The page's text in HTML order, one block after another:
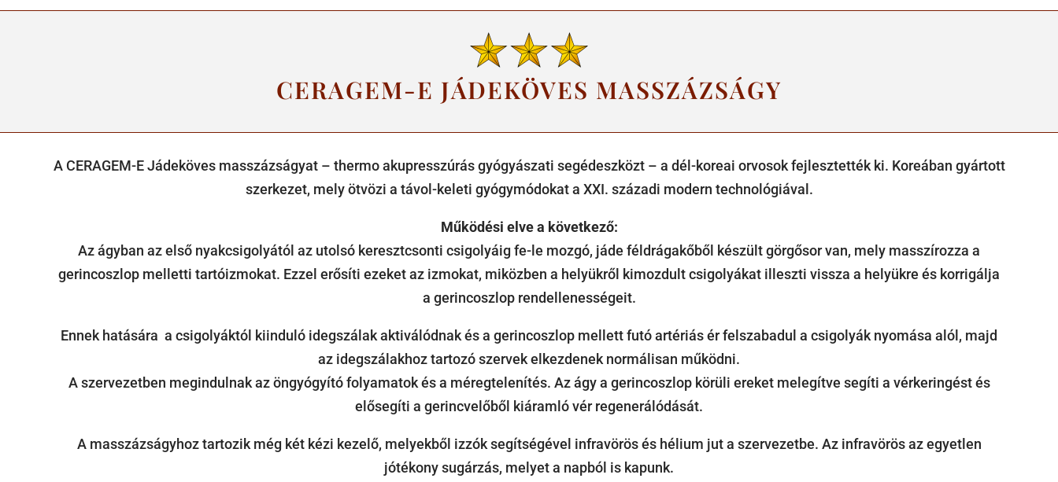
CERAGEM-E JÁDEKÖVES MASSZÁZSÁGY
A CERAGEM-E Jádeköves masszázságyat – thermo akupresszúrás gyógyászati segédeszközt – a dél-koreai orvosok fejlesztették ki. Koreában gyártott
szerkezet, mely ötvözi a távol-keleti gyógymódokat a XXI. századi modern technológiával.
Működési elve a következő:
Az ágyban az első nyakcsigolyától az utolsó keresztcsonti csigolyáig fe-le mozgó, jáde féldrágakőből készült görgősor van, mely masszírozza a
gerincoszlop melletti tartóizmokat. Ezzel erősíti ezeket az izmokat, miközben a helyükről kimozdult csigolyákat illeszti vissza a helyükre és korrigálja
a gerincoszlop rendellenességeit.
Ennek hatására a csigolyáktól kiinduló idegszálak aktiválódnak és a gerincoszlop mellett futó artériás ér felszabadul a csigolyák nyomása alól, majd
az idegszálakhoz tartozó szervek elkezdenek normálisan működni.
A szervezetben megindulnak az öngyógyító folyamatok és a méregtelenítés. Az ágy a gerincoszlop körüli ereket melegítve segíti a vérkeringést és
elősegíti a gerincvelőből kiáramló vér regenerálódását.
A masszázságyhoz tartozik még két kézi kezelő, melyekből izzók segítségével infravörös és hélium jut a szervezetbe. Az infravörös az egyetlen
jótékony sugárzás, melyet a napból is kapunk.